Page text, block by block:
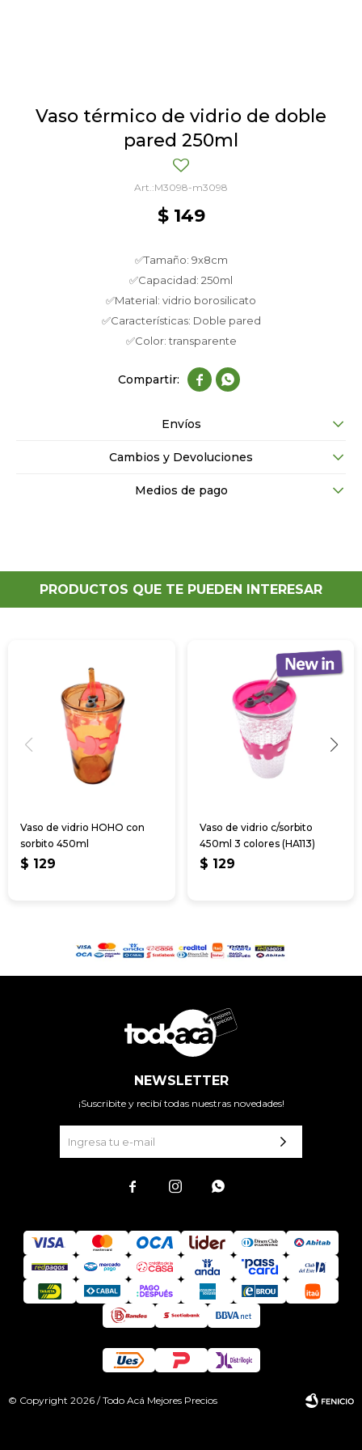
Vaso térmico de vidrio de doble
pared 250ml
M3098-m3098
$ 149
✅Tamaño: 9x8cm
✅Capacidad: 250ml
✅Material: vidrio borosilicato
✅Características: Doble pared
✅Color: transparente
 
Envíos
Cambios y Devoluciones
Medios de pago
PRODUCTOS QUE TE PUEDEN INTERESAR
Vaso de vidrio HOHO con
sorbito 450ml
$ 129
Vaso de vidrio c/sorbito
450ml 3 colores (HA113)
$ 129
NEWSLETTER
¡Suscribite y recibí todas nuestras novedades!
  
© Copyright 2026 / Todo Acá Mejores Precios